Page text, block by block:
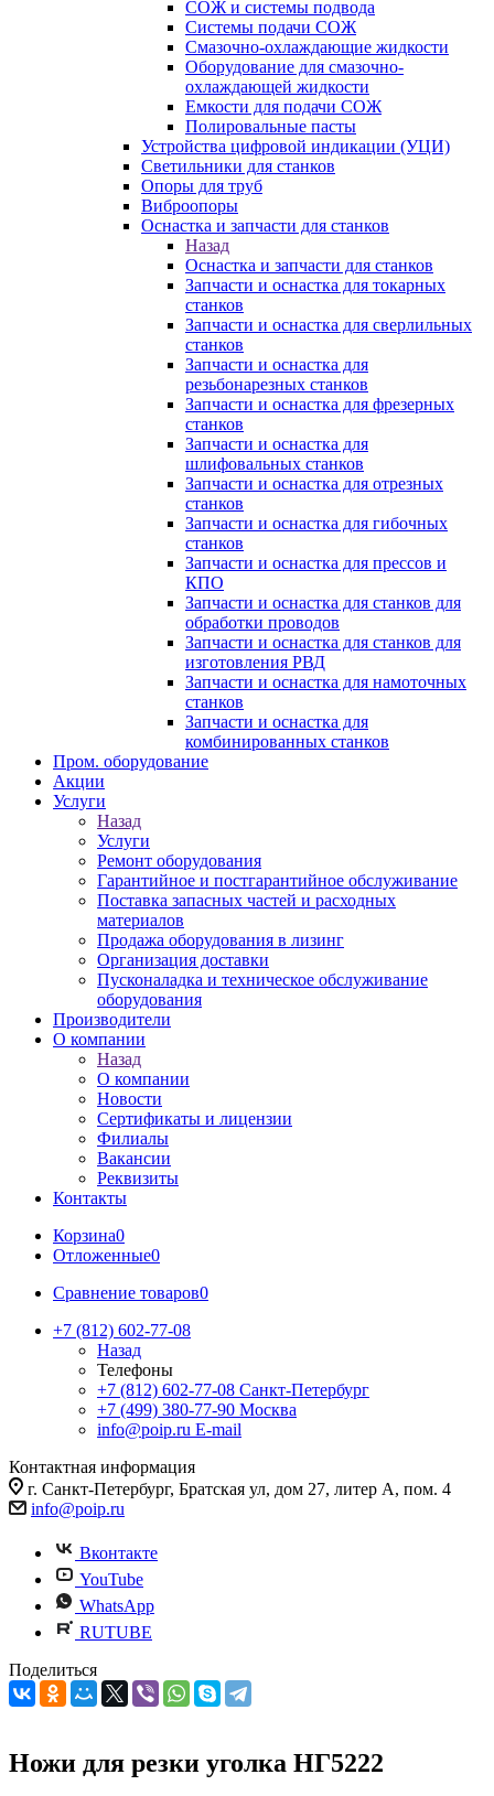
СОЖ и системы подвода
Системы подачи СОЖ
Смазочно-охлаждающие жидкости
Оборудование для смазочно-
охлаждающей жидкости
Емкости для подачи СОЖ
Полировальные пасты
Устройства цифровой индикации (УЦИ)
Светильники для станков
Опоры для труб
Виброопоры
Оснастка и запчасти для станков
Назад
Оснастка и запчасти для станков
Запчасти и оснастка для токарных
станков
Запчасти и оснастка для сверлильных
станков
Запчасти и оснастка для
резьбонарезных станков
Запчасти и оснастка для фрезерных
станков
Запчасти и оснастка для
шлифовальных станков
Запчасти и оснастка для отрезных
станков
Запчасти и оснастка для гибочных
станков
Запчасти и оснастка для прессов и
КПО
Запчасти и оснастка для станков для
обработки проводов
Запчасти и оснастка для станков для
изготовления РВД
Запчасти и оснастка для намоточных
станков
Запчасти и оснастка для
комбинированных станков
Пром. оборудование
Акции
Услуги
Назад
Услуги
Ремонт оборудования
Гарантийное и постгарантийное обслуживание
Поставка запасных частей и расходных
материалов
Продажа оборудования в лизинг
Организация доставки
Пусконаладка и техническое обслуживание
оборудования
Производители
О компании
Назад
О компании
Новости
Сертификаты и лицензии
Филиалы
Вакансии
Реквизиты
Контакты
Корзина0
Отложенные0
Сравнение товаров0
+7 (812) 602-77-08
Назад
Телефоны
+7 (812) 602-77-08 Санкт-Петербург
+7 (499) 380-77-90 Москва
info@poip.ru E-mail
Контактная информация
г. Санкт-Петербург, Братская ул, дом 27, литер А, пом. 4
info@poip.ru
Вконтакте
YouTube
WhatsApp
RUTUBE
Поделиться
Ножи для резки уголка НГ5222